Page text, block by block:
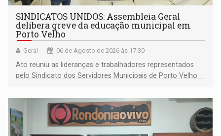
SINDICATOS UNIDOS: Assembleia Geral
delibera greve da educação municipal em
Porto Velho
Geral 06 de Agosto de 2026 às 17:30
Ato reuniu as lideranças e trabalhadores representados
pelo Sindicato dos Servidores Municipais de Porto Velho